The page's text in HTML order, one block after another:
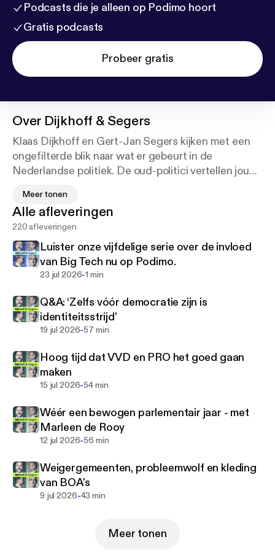
Podcasts die je alleen op Podimo hoort
Gratis podcasts
Probeer gratis
Over Dijkhoff & Segers
Klaas Dijkhoff en Gert-Jan Segers kijken met een
ongefilterde blik naar wat er gebeurt in de
Nederlandse politiek. De oud-politici vertellen jou
achterkamertjes.
Iedere donderdag bespreken ze de politieke
actualiteit. Wat gebeurde er in Den Haag? Hoe
verloopt de verkiezingscampagne? En hoe zal
Nederland er na de stembusgang uitzien?
Op zondag duiken Dijkhoff & Segers dieper in de
strategie en idealen van politici. Ze praten met
lijsttrekkers, campagnestrategen en beantwoorden
jouw vragen.
Klaas Dijkhoff was fractievoorzitter,
staatssecretaris van Veiligheid en Justitie en
Kamerlid namens de VVD. Hij is oprichter van
denktank Voor Ons Nederland.
en Kamerlid voor de Christen Unie. Hij is strategisch
adviseur voor NGO’s en bedrijven.
mis niets. Heb je vragen? Mail naar
Meer tonen
Alle afleveringen
220 afleveringen
Luister onze vijfdelige serie over de invloed
van Big Tech nu op Podimo.
23 jul 2026-1 min
Q&A: ‘Zelfs vóór democratie zijn is
identiteitsstrijd’
19 jul 2026-57 min
Hoog tijd dat VVD en PRO het goed gaan
maken
15 jul 2026-54 min
Wéér een bewogen parlementair jaar - met
Marleen de Rooy
12 jul 2026-56 min
Weigergemeenten, probleemwolf en kleding
van BOA's
9 jul 2026-43 min
Meer tonen